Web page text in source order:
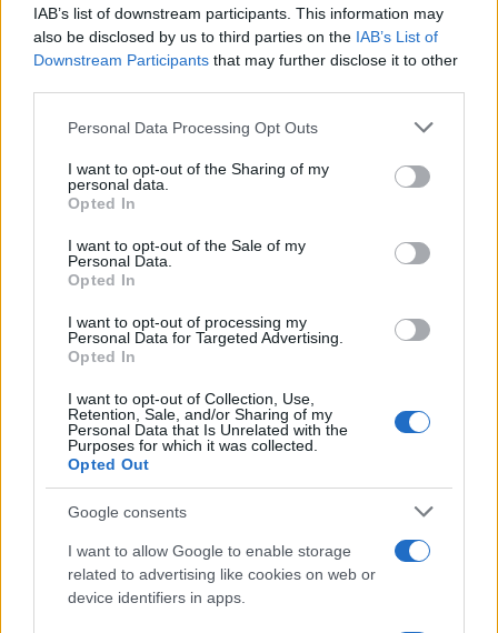
IAB’s list of downstream participants. This information may
also be disclosed by us to third parties on the IAB’s List of
Downstream Participants that may further disclose it to other
Please note that this website/app uses one or more Google
not limited to your visit or usage behaviour. You may click to
grant or deny consent to Google and its third-party tags to
use your data for below specified purposes in below Google
consent section.
Personal Data Processing Opt Outs
I want to opt-out of the Sharing of my
personal data.
Opted In
I want to opt-out of the Sale of my
Personal Data.
Opted In
I want to opt-out of processing my
Personal Data for Targeted Advertising.
Opted In
I want to opt-out of Collection, Use,
Retention, Sale, and/or Sharing of my
Personal Data that Is Unrelated with the
Purposes for which it was collected.
Opted Out
Google consents
I want to allow Google to enable storage
related to advertising like cookies on web or
device identifiers in apps.
TEMI: Incidente Olbia
Incidente Sardegna
Incidente Via Lombardia
Notizie Olbia
Inviaci le tue segnalazioni,
Su WhatsApp al numero +39
Notizie in tempo reale?
Entra nel canale telegram di
Ricevi le nostre ultime news
daGoogle News